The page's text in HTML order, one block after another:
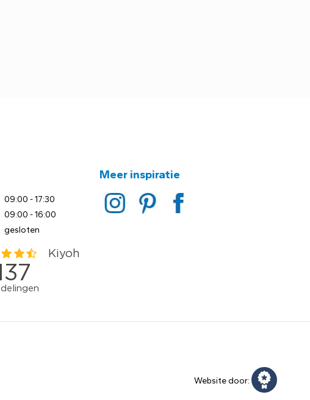
09:00 - 17:30
09:00 - 16:00
gesloten
Meer inspiratie
Website door: